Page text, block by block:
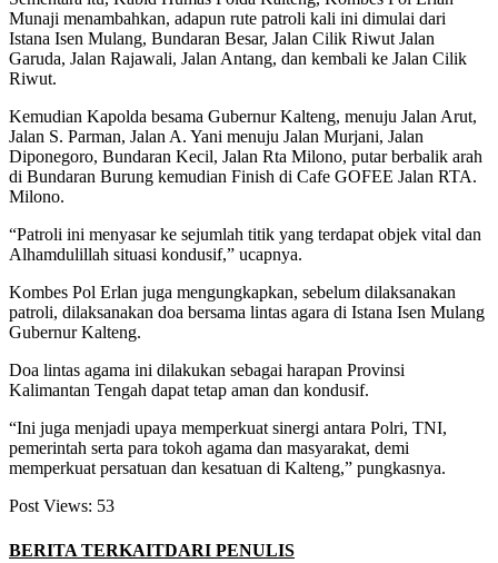
Munaji menambahkan, adapun rute patroli kali ini dimulai dari
Istana Isen Mulang, Bundaran Besar, Jalan Cilik Riwut Jalan
Garuda, Jalan Rajawali, Jalan Antang, dan kembali ke Jalan Cilik
Riwut.
Kemudian Kapolda besama Gubernur Kalteng, menuju Jalan Arut,
Jalan S. Parman, Jalan A. Yani menuju Jalan Murjani, Jalan
Diponegoro, Bundaran Kecil, Jalan Rta Milono, putar berbalik arah
di Bundaran Burung kemudian Finish di Cafe GOFEE Jalan RTA.
Milono.
“Patroli ini menyasar ke sejumlah titik yang terdapat objek vital dan
Alhamdulillah situasi kondusif,” ucapnya.
Kombes Pol Erlan juga mengungkapkan, sebelum dilaksanakan
patroli, dilaksanakan doa bersama lintas agara di Istana Isen Mulang
Gubernur Kalteng.
Doa lintas agama ini dilakukan sebagai harapan Provinsi
Kalimantan Tengah dapat tetap aman dan kondusif.
“Ini juga menjadi upaya memperkuat sinergi antara Polri, TNI,
pemerintah serta para tokoh agama dan masyarakat, demi
memperkuat persatuan dan kesatuan di Kalteng,” pungkasnya.
Post Views: 53
BERITA TERKAITDARI PENULIS